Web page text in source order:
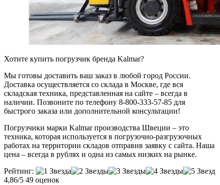
Хотите купить погрузчик бренда Kalmar?
Мы готовы доставить ваш заказ в любой город России.
Доставка осуществляется со склада в Москве, где вся
складская техника, представленная на сайте – всегда в
наличии. Позвоните по телефону 8-800-333-57-85 для
быстрого заказа или дополнительной консультации!
Погрузчики марки Kalmar производства Швеции – это
техника, которая используется в погрузочно-разгрузочных
работах на территории складов отправив заявку с сайта. Наша
цена – всегда в рублях и одна из самых низких на рынке.
Рейтинг:
4,86/5 49 оценок